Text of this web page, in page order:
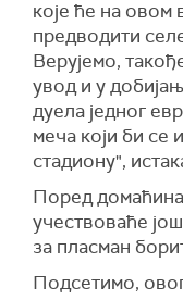
које ће на
предводити
Верујемо,
увод и у
дуела једног
меча који би
стадиону",
Поред домаћина
учествоваће
за пласман
Подсетимо,